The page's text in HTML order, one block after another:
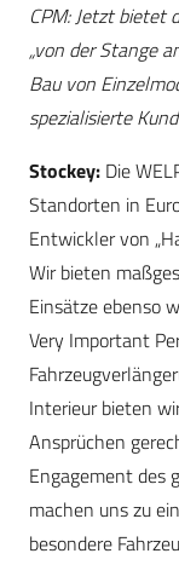
CPM: Jetzt bietet
„von der Stange
Bau von
spezialisierte
Stockey: Die
Standorten in
Entwickler von
Wir bieten
Einsätze ebenso
Very Important
Interieur bieten
Ansprüchen
Engagement des
machen uns zu
besondere